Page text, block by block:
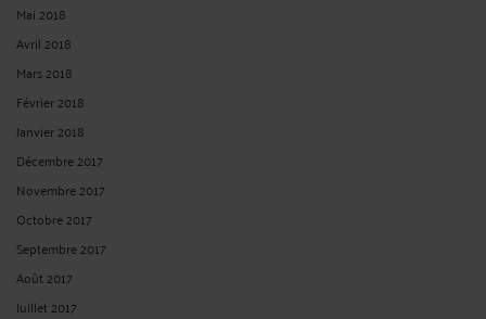
Mai 2018
Avril 2018
Mars 2018
Février 2018
Janvier 2018
Décembre 2017
Novembre 2017
Octobre 2017
Septembre 2017
Août 2017
Juillet 2017